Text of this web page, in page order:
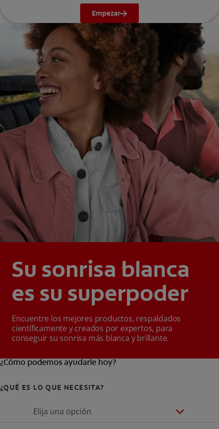
Empezar
Su sonrisa blanca
es su superpoder
Encuentre los mejores productos, respaldados
científicamente y creados por expertos, para
conseguir su sonrisa más blanca y brillante.
¿Cómo podemos ayudarle hoy?
¿QUÉ ES LO QUE NECESITA?
Elija una opción